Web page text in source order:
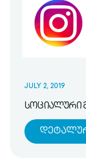
JULY 2, 2019
სოციალური